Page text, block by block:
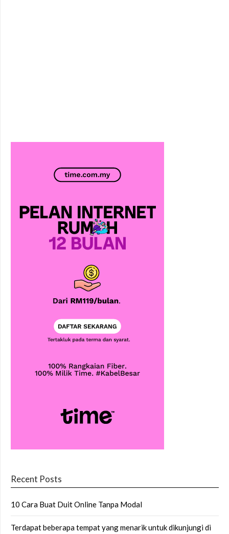
Recent Posts
10 Cara Buat Duit Online Tanpa Modal
Terdapat beberapa tempat yang menarik untuk dikunjungi di